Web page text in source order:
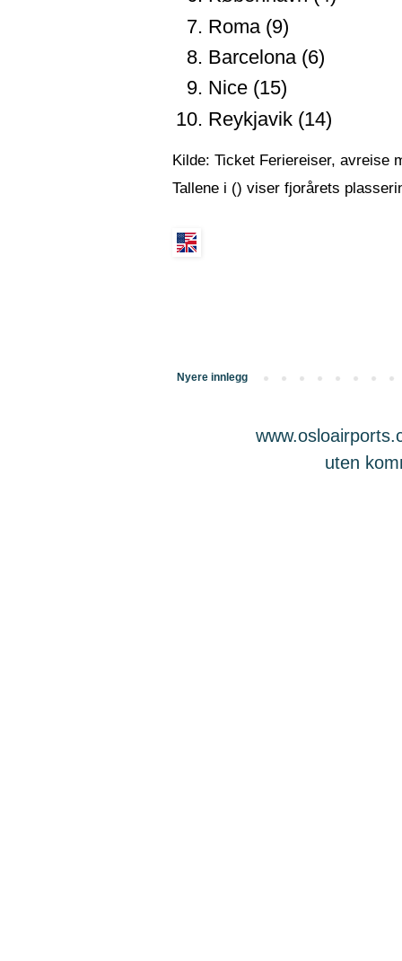
Roma (9)
Barcelona (6)
Nice (15)
Reykjavik (14)
Kilde: Ticket Feriereiser, avreise
Tallene i () viser fjorårets
Nyere innlegg
uten